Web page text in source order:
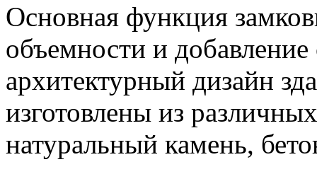
Основная функция
объемности и
архитектурный дизайн
изготовлены из
натуральный камень,